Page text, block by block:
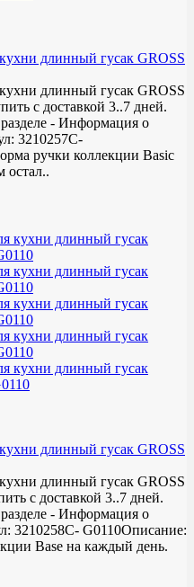
длинный гусак GROSS
длинный гусак GROSS
с доставкой 3..7 дней.
- Информация о
3210257С-
ручки коллекции Basic
остал..
длинный гусак GROSS
длинный гусак GROSS
с доставкой 3..7 дней.
- Информация о
3210258С- G0110Описание:
Base на каждый день.